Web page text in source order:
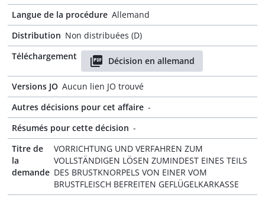
Langue de la procédure Allemand
Distribution Non distribuées (D)
Téléchargement
Décision en allemand
Versions JO Aucun lien JO trouvé
Autres décisions pour cet affaire -
Résumés pour cette décision -
Titre de
la
demande
VORRICHTUNG UND VERFAHREN ZUM
VOLLSTÄNDIGEN LÖSEN ZUMINDEST EINES TEILS
DES BRUSTKNORPELS VON EINER VOM
BRUSTFLEISCH BEFREITEN GEFLÜGELKARKASSE